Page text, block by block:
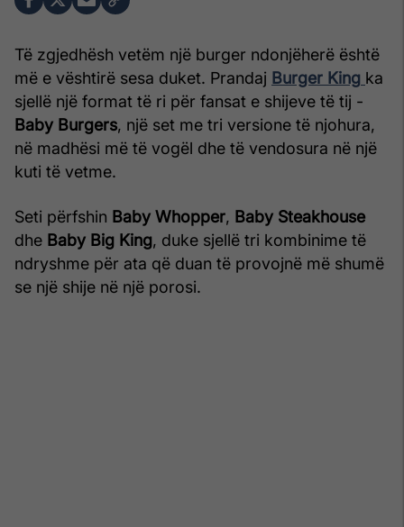
Të zgjedhësh vetëm një burger ndonjëherë është
më e vështirë sesa duket. Prandaj Burger King ka
sjellë një format të ri për fansat e shijeve të tij -
Baby Burgers, një set me tri versione të njohura,
në madhësi më të vogël dhe të vendosura në një
kuti të vetme.
Seti përfshin Baby Whopper, Baby Steakhouse
dhe Baby Big King, duke sjellë tri kombinime të
ndryshme për ata që duan të provojnë më shumë
se një shije në një porosi.